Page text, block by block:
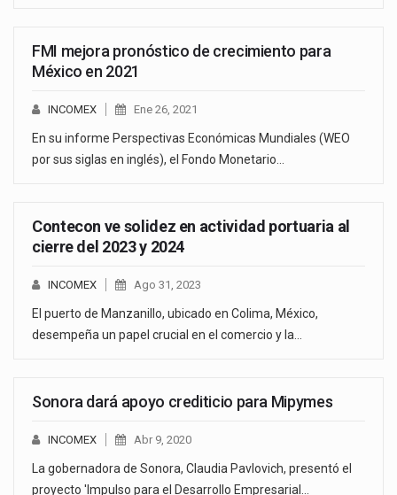
FMI mejora pronóstico de crecimiento para
México en 2021
INCOMEX Ene 26, 2021
En su informe Perspectivas Económicas Mundiales (WEO
por sus siglas en inglés), el Fondo Monetario…
Contecon ve solidez en actividad portuaria al
cierre del 2023 y 2024
INCOMEX Ago 31, 2023
El puerto de Manzanillo, ubicado en Colima, México,
desempeña un papel crucial en el comercio y la…
Sonora dará apoyo crediticio para Mipymes
INCOMEX Abr 9, 2020
La gobernadora de Sonora, Claudia Pavlovich, presentó el
proyecto 'Impulso para el Desarrollo Empresarial…